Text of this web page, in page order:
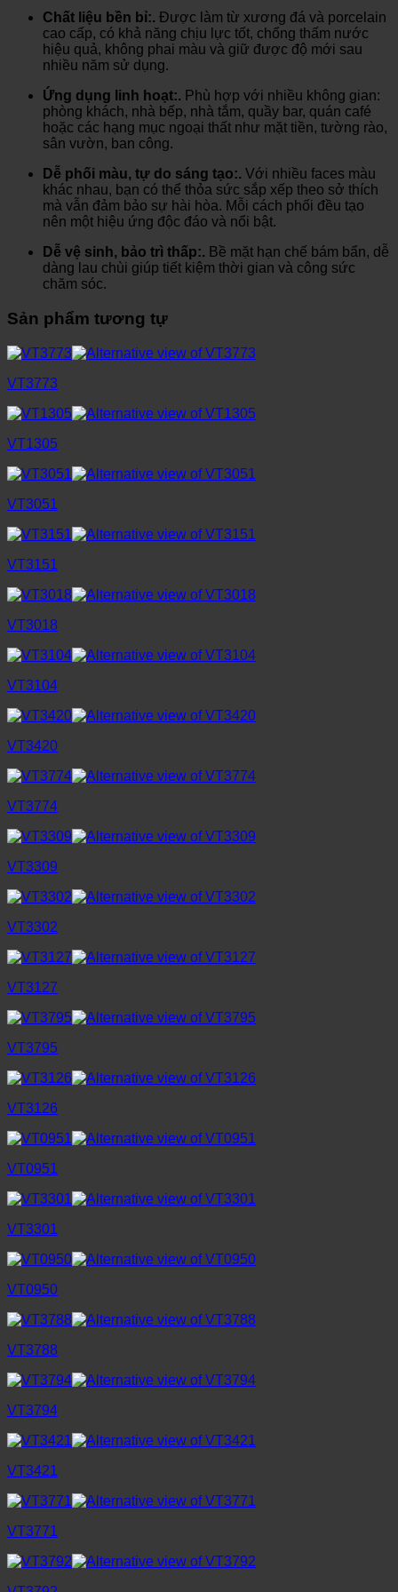
Chất liệu bền bỉ:. Được làm từ xương đá và porcelain
cao cấp, có khả năng chịu lực tốt, chống thấm nước
hiệu quả, không phai màu và giữ được độ mới sau
nhiều năm sử dụng.
Ứng dụng linh hoạt:. Phù hợp với nhiều không gian:
phòng khách, nhà bếp, nhà tắm, quầy bar, quán café
hoặc các hạng mục ngoại thất như mặt tiền, tường rào,
sân vườn, ban công.
Dễ phối màu, tự do sáng tạo:. Với nhiều faces màu
khác nhau, bạn có thể thỏa sức sắp xếp theo sở thích
mà vẫn đảm bảo sự hài hòa. Mỗi cách phối đều tạo
nên một hiệu ứng độc đáo và nổi bật.
Dễ vệ sinh, bảo trì thấp:. Bề mặt hạn chế bám bẩn, dễ
dàng lau chùi giúp tiết kiệm thời gian và công sức
chăm sóc.
Sản phẩm tương tự
VT3773
VT1305
VT3051
VT3151
VT3018
VT3104
VT3420
VT3774
VT3309
VT3302
VT3127
VT3795
VT3126
VT0951
VT3301
VT0950
VT3788
VT3794
VT3421
VT3771